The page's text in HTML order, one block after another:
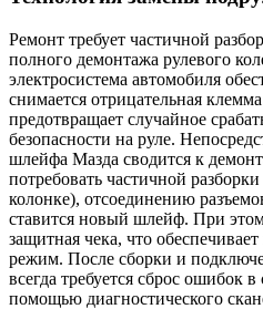
Ремонт требует частичной
полного демонтажа рулевого
электросистема автомобиля
снимается отрицательная
предотвращает случайное
безопасности на руле.
шлейфа Мазда сводится к
потребовать частичной
колонке), отсоединению
ставится новый шлейф. При этом
защитная чека, что
режим. После сборки и
всегда требуется сброс ошибок
помощью диагностического